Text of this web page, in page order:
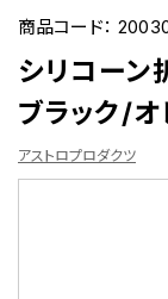
商品コード：
シリコーン
ブラック/
アストロプロダクツ